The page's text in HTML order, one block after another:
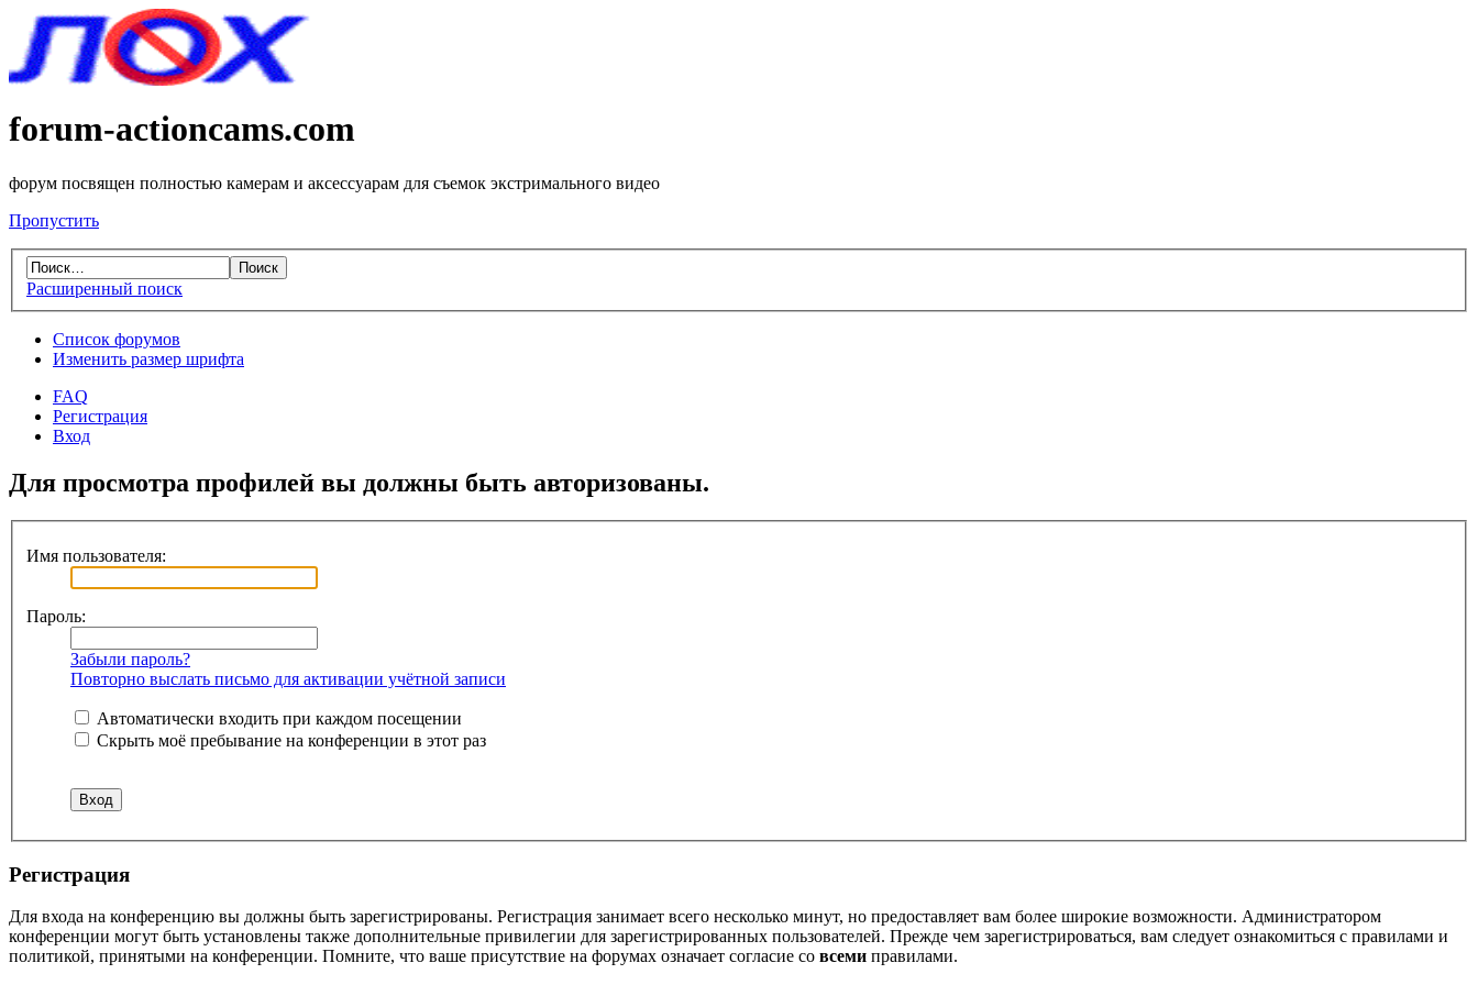
forum-actioncams.com
форум посвящен полностью камерам и аксессуарам для съемок экстримального видео
Пропустить
Расширенный поиск
Список форумов
Изменить размер шрифта
FAQ
Регистрация
Вход
Для просмотра профилей вы должны быть авторизованы.
Имя пользователя:
Пароль:
Забыли пароль?
Повторно выслать письмо для активации учётной записи
Автоматически входить при каждом посещении
Скрыть моё пребывание на конференции в этот раз
Регистрация
Для входа на конференцию вы должны быть зарегистрированы. Регистрация занимает всего несколько минут, но предоставляет вам более широкие возможности. Администратором
конференции могут быть установлены также дополнительные привилегии для зарегистрированных пользователей. Прежде чем зарегистрироваться, вам следует ознакомиться с правилами и
политикой, принятыми на конференции. Помните, что ваше присутствие на форумах означает согласие со всеми правилами.